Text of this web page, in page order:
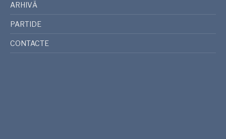
ARHIVĂ
PARTIDE
CONTACTE